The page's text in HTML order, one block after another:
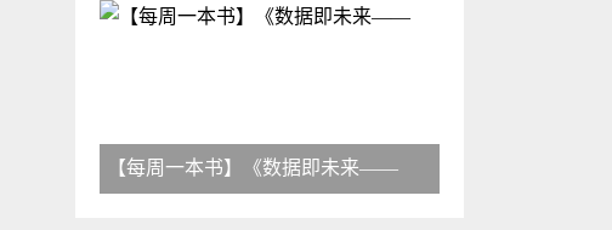
【每周一本书】《数据即未来——